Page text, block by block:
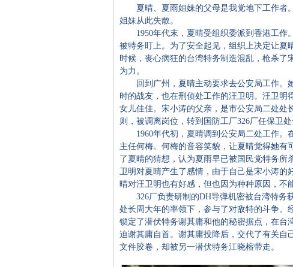
夏晴、夏雨姐妹的父母是我党地下工作者
姐妹从此失散。
1950年代末，夏晴受组织委派到香港工作
被特务盯上。为了安全起见，组织上决定让夏
时候，丧心病狂的台湾特务制造混乱，枪杀
为力。
回到广州，夏晴主动要求去公安局工作。
时的战友，也在刑侦处工作的汪卫明。汪卫明
女儿佳佳。宋小涛的父亲，是市公安局二处处
则，被调离岗位，转到国防工厂326厂任保卫处
1960年代初，夏晴调到公安局二处工作。
主任何梅。何梅的音容笑貌，让夏晴觉得她有
了夏晴的猜想，认为夏雨早已被国民党特务所
卫明对夏晴产生了感情，由于自己是宋小涛的
晴对汪卫明也有好感，但也因为种种原因，不
326厂负责研制的DH导弹机密被台湾特务
处长周大年的率领下，参与了对敌特的斗争。
锁定了潜伏特务谢其庸和他的秘密据点，在台
迫谢其庸自首。谢其庸投降后，交代了有关自
文件胶卷，却被另一潜伏特务江晓榕带走。